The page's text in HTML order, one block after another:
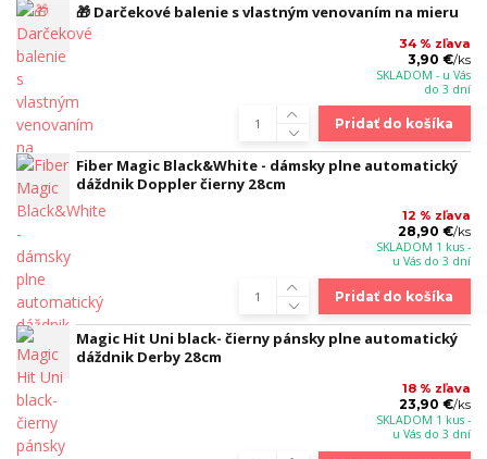
🎁 Darčekové balenie s vlastným venovaním na mieru
34 % zľava
3,90 €/ks
SKLADOM - u Vás
do 3 dní
Pridať do košíka
Fiber Magic Black&White - dámsky plne automatický
dáždnik Doppler čierny 28cm
12 % zľava
28,90 €/ks
SKLADOM 1 kus -
u Vás do 3 dní
Pridať do košíka
Magic Hit Uni black- čierny pánsky plne automatický
dáždnik Derby 28cm
18 % zľava
23,90 €/ks
SKLADOM 1 kus -
u Vás do 3 dní